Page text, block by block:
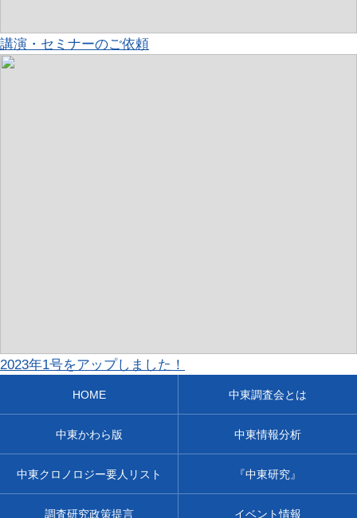
講演・セミナーのご依頼
2023年1号をアップしました！
HOME 中東調査会とは
中東かわら版 中東情報分析
中東クロノロジー要人リスト 『中東研究』
調査研究政策提言 イベント情報